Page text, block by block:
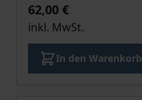
62,00 €
inkl. MwSt.
In den Warenkorb